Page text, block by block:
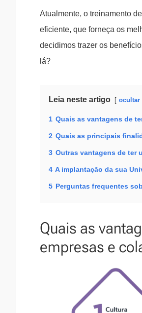
Atualmente, o treinamento
eficiente, que forneça os
decidimos trazer os
lá?
Leia neste artigo ocultar
1 Quais as vantagens de
2 Quais as principais
3 Outras vantagens de ter
4 A implantação da sua
5 Perguntas frequentes
Quais as
empresas e